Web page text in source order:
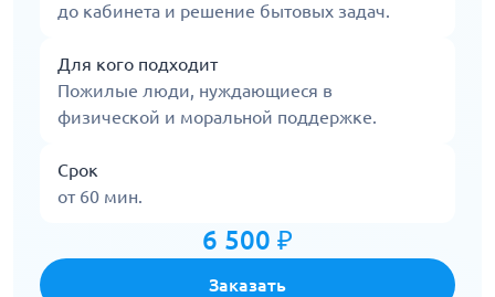
до кабинета и решение бытовых задач.
Для кого подходит
Пожилые люди, нуждающиеся в
физической и моральной поддержке.
Срок
от 60 мин.
6 500 ₽
Заказать